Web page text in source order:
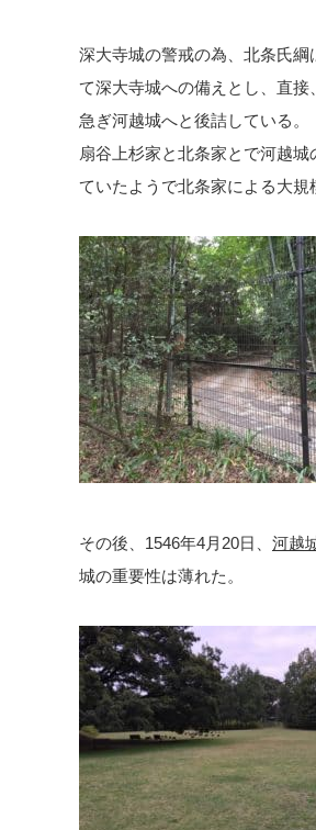
深大寺城の警戒の為、北条氏綱
て深大寺城への備えとし、直接
急ぎ河越城へと後詰している。
扇谷上杉家と北条家とで河越
ていたようで北条家による大規
その後、1546年4月20日、 河越
城の重要性は薄れた。